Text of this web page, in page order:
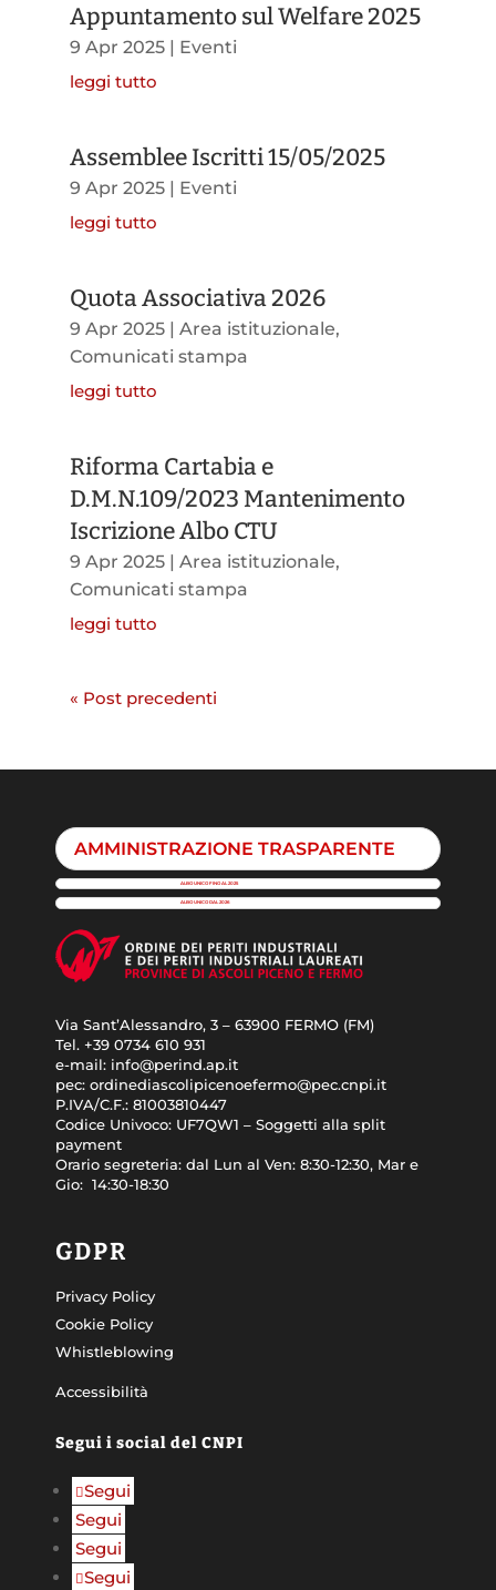
Appuntamento sul Welfare 2025
9 Apr 2025| Eventi
leggi tutto
Assemblee Iscritti 15/05/2025
9 Apr 2025| Eventi
leggi tutto
Quota Associativa 2026
9 Apr 2025| Area istituzionale,
Comunicati stampa
leggi tutto
Riforma Cartabia e
D.M.N.109/2023 Mantenimento
Iscrizione Albo CTU
9 Apr 2025| Area istituzionale,
Comunicati stampa
leggi tutto
« Post precedenti
AMMINISTRAZIONE TRASPARENTE
ALBO UNICO FINO AL 2025
ALBO UNICO DAL 2026
Via Sant’Alessandro, 3 – 63900 FERMO (FM)
Tel. +39 0734 610 931
e-mail: info@perind.ap.it
pec: ordinediascolipicenoefermo@pec.cnpi.it
P.IVA/C.F.: 81003810447
Codice Univoco: UF7QW1 – Soggetti alla split
payment
Orario segreteria: dal Lun al Ven: 8:30-12:30, Mar e
Gio: 14:30-18:30
GDPR
Privacy Policy
Cookie Policy
Whistleblowing
Accessibilità
Segui i social del CNPI
Segui
Segui
Segui
Segui